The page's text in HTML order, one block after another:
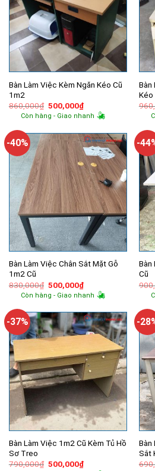
Bàn Làm Việc Kèm Ngăn Kéo Cũ
1m2
860,000₫ Giá
gốc
là:
500,000₫Giá
hiện
tại
500,000₫.
Còn hàng - Giao nhanh
Bàn
Kéo
-40%
Bàn Làm Việc Chân Sắt Mặt Gỗ
1m2 Cũ
830,000₫ Giá
gốc
là:
500,000₫Giá
hiện
tại
500,000₫.
Còn hàng - Giao nhanh
-
Bàn
Cũ
-37%
Bàn Làm Việc 1m2 Cũ Kèm Tủ Hồ
Sơ Treo
790,000₫ Giá
500,000₫Giá
-
Bàn
Sắt